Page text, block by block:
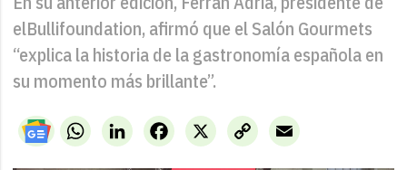
elBullifoundation, afirmó que el Salón Gourmets
“explica la historia de la gastronomía española en
su momento más brillante”.
WhatsAppLinkedIn X
Facebook
Copy
Link
Email